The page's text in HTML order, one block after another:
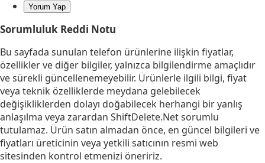
Sorumluluk Reddi Notu
Bu sayfada sunulan telefon ürünlerine ilişkin fiyatlar,
özellikler ve diğer bilgiler, yalnızca bilgilendirme amaçlıdır
ve sürekli güncellenemeyebilir. Ürünlerle ilgili bilgi, fiyat
veya teknik özelliklerde meydana gelebilecek
değişikliklerden dolayı doğabilecek herhangi bir yanlış
anlaşılma veya zarardan ShiftDelete.Net sorumlu
tutulamaz. Ürün satın almadan önce, en güncel bilgileri ve
fiyatları üreticinin veya yetkili satıcının resmi web
sitesinden kontrol etmenizi öneririz.